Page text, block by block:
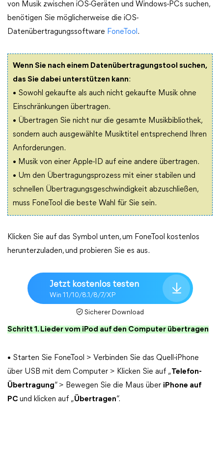
von Musik zwischen iOS-Geräten und Windows-PCs suchen,
benötigen Sie möglicherweise die iOS-
Datenübertragungssoftware FoneTool .
Wenn Sie nach einem Datenübertragungstool suchen,
das Sie dabei unterstützen kann:
• Sowohl gekaufte als auch nicht gekaufte Musik ohne
Einschränkungen übertragen.
• Übertragen Sie nicht nur die gesamte Musikbibliothek,
sondern auch ausgewählte Musiktitel entsprechend Ihren
Anforderungen.
• Musik von einer Apple-ID auf eine andere übertragen.
• Um den Übertragungsprozess mit einer stabilen und
schnellen Übertragungsgeschwindigkeit abzuschließen,
muss FoneTool die beste Wahl für Sie sein.
Klicken Sie auf das Symbol unten, um FoneTool kostenlos
herunterzuladen, und probieren Sie es aus.
Jetzt kostenlos testen
Win 11/10/8.1/8/7/XP
Sicherer Download
Schritt 1. Lieder vom iPod auf den Computer übertragen
• Starten Sie FoneTool > Verbinden Sie das Quell-iPhone
über USB mit dem Computer > Klicken Sie auf „Telefon-
Übertragung“ > Bewegen Sie die Maus über iPhone auf
PC und klicken auf „Übertragen“.